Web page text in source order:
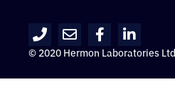
© 2020 Hermon Laboratories